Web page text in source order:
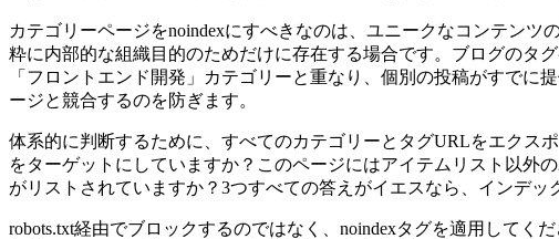
カテゴリーページをnoindexにすべきなのは、ユニークなコンテン
粋に内部的な組織目的のためだけに存在する場合です。ブログのタ
「フロントエンド開発」カテゴリーと重なり、個別の投稿がすで
ージと競合するのを防ぎます。
体系的に判断するために、すべてのカテゴリーとタグURLをエクス
をターゲットにしていますか？このページにはアイテムリスト以外
がリストされていますか？3つすべての答えがイエスなら、インデ
robots.txt経由でブロックするのではなく、noindexタグを適用してく